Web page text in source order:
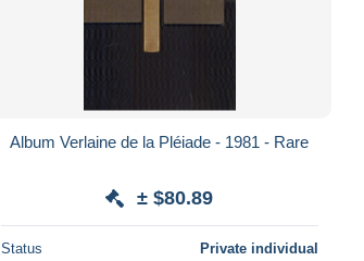
Album Verlaine de la Pléiade - 1981 - Rare
± $80.89
Status Private individual